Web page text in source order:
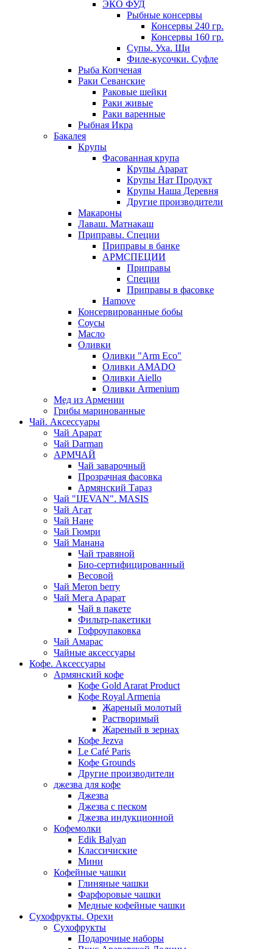
ЭКО ФУД
Рыбные консервы
Консервы 240 гр.
Консервы 160 гр.
Супы. Уха. Щи
Филе-кусочки. Суфле
Рыба Копченая
Раки Севанские
Раковые шейки
Раки живые
Раки варенные
Рыбная Икра
Бакалея
Крупы
Фасованная крупа
Крупы Арарат
Крупы Нат Продукт
Крупы Наша Деревня
Другие производители
Макароны
Лаваш. Матнакаш
Приправы. Специи
Приправы в банке
АРМСПЕЦИИ
Приправы
Специи
Приправы в фасовке
Hamove
Консервированные бобы
Соусы
Масло
Оливки
Оливки "Arm Eco"
Оливки AMADO
Оливки Aiello
Оливки Armenium
Мед из Армении
Грибы маринованные
Чай. Аксессуары
Чай Арарат
Чай Darman
АРМЧАЙ
Чай заварочный
Прозрачная фасовка
Армянский Тараз
Чай "IJEVAN". MASIS
Чай Агат
Чай Нане
Чай Гюмри
Чай Манана
Чай травяной
Био-сертифицированный
Весовой
Чай Meron berry
Чай Мега Арарат
Чай в пакете
Фильтр-пакетики
Гофроупаковка
Чай Амарас
Чайные аксессуары
Кофе. Аксессуары
Армянский кофе
Кофе Gold Ararat Product
Кофе Royal Armenia
Жареный молотый
Растворимый
Жареный в зернах
Кофе Jezva
Le Café Paris
Кофе Grounds
Другие производители
джезва для кофе
Джезва
Джезва с песком
Джезва индукционной
Кофемолки
Edik Balyan
Классичиские
Мини
Кофейные чашки
Глиняные чашки
Фарфоровые чашки
Медные кофейные чашки
Сухофрукты. Орехи
Сухофрукты
Подарочные наборы